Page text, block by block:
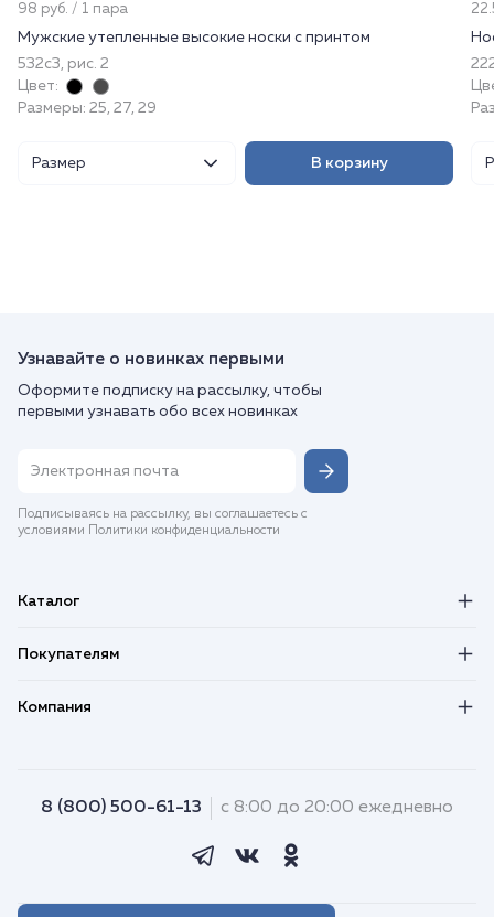
98 руб. / 1 пара
Мужские утепленные высокие носки с принтом
532с3, рис. 2
Цвет:
Размеры: 25, 27, 29
Размер В корзину
Узнавайте о новинках первыми
Оформите подписку на рассылку, чтобы
первыми узнавать обо всех новинках
Подписываясь на рассылку, вы соглашаетесь с
условиями Политики конфиденциальности
Каталог
Покупателям
Компания
8 (800) 500-61-13 с 8:00 до 20:00 ежедневно